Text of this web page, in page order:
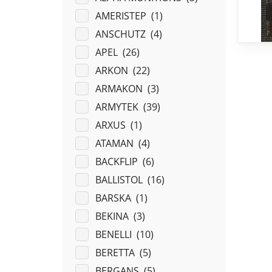
AMERISTEP (1)
ANSCHUTZ (4)
APEL (26)
ARKON (22)
ARMAKON (3)
ARMYTEK (39)
ARXUS (1)
ATAMAN (4)
BACKFLIP (6)
BALLISTOL (16)
BARSKA (1)
BEKINA (3)
BENELLI (10)
BERETTA (5)